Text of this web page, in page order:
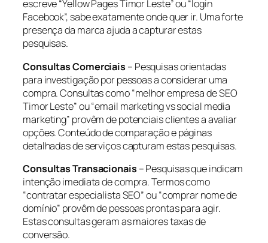
escreve “Yellow Pages Timor Leste” ou “login
Facebook”, sabe exatamente onde quer ir. Uma forte
presença da marca ajuda a capturar estas
pesquisas.
Consultas Comerciais – Pesquisas orientadas
para investigação por pessoas a considerar uma
compra. Consultas como “melhor empresa de SEO
Timor Leste” ou “email marketing vs social media
marketing” provêm de potenciais clientes a avaliar
opções. Conteúdo de comparação e páginas
detalhadas de serviços capturam estas pesquisas.
Consultas Transacionais – Pesquisas que indicam
intenção imediata de compra. Termos como
“contratar especialista SEO” ou “comprar nome de
domínio” provêm de pessoas prontas para agir.
Estas consultas geram as maiores taxas de
conversão.